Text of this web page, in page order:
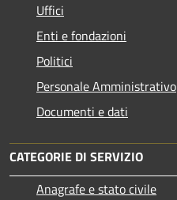
Uffici
Enti e fondazioni
Politici
Personale Amministrativo
Documenti e dati
CATEGORIE DI SERVIZIO
Anagrafe e stato civile